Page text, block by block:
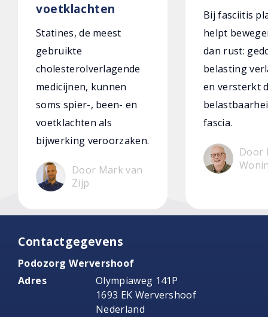
voetklachten
Statines, de meest
gebruikte
cholesterolverlagende
medicijnen, kunnen
soms spier-, been- en
voetklachten als
bijwerking veroorzaken.
Door Mark van
Zijp
Bij fasciitis
helpt
dan rust:
belasting
en versterkt
fascia.
Door
Contactgegevens
Podozorg Wervershoof
Adres
Olympiaweg 141P
1693 EK Wervershoof
Nederland